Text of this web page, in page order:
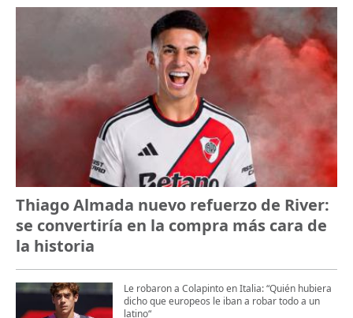
Thiago Almada nuevo refuerzo de River:
se convertiría en la compra más cara de
la historia
Le robaron a Colapinto en Italia: “Quién hubiera
dicho que europeos le iban a robar todo a un
latino“